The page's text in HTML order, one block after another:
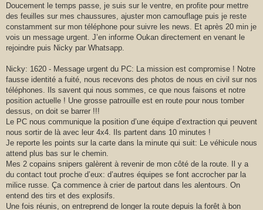
Doucement le temps passe, je suis sur le ventre, en profite pour mettre
des feuilles sur mes chaussures, ajuster mon camouflage puis je reste
constamment sur mon téléphone pour suivre les news. Et après 20 min je
vois un message urgent. J’en informe Oukan directement en venant le
rejoindre puis Nicky par Whatsapp.
Nicky: 1620 - Message urgent du PC: La mission est compromise ! Notre
fausse identité a fuité, nous recevons des photos de nous en civil sur nos
téléphones. Ils savent qui nous sommes, ce que nous faisons et notre
position actuelle ! Une grosse patrouille est en route pour nous tomber
dessus, on doit se barrer !!!
Le PC nous communique la position d’une équipe d’extraction qui peuvent
nous sortir de là avec leur 4x4. Ils partent dans 10 minutes !
Je reporte les points sur la carte dans la minute qui suit: Le véhicule nous
attend plus bas sur le chemin.
Mes 2 copains snipers galèrent à revenir de mon côté de la route. Il y a
du contact tout proche d’eux: d’autres équipes se font accrocher par la
milice russe. Ça commence à crier de partout dans les alentours. On
entend des tirs et des explosifs.
Une fois réunis, on entreprend de longer la route depuis la forêt à bon